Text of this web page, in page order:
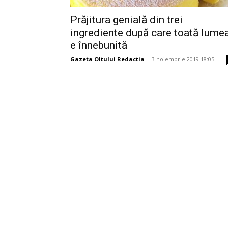
Prăjitura genială din trei
ingrediente după care toată
e înnebunită
Gazeta Oltului Redactia - 3 noiembrie 2019 18:05